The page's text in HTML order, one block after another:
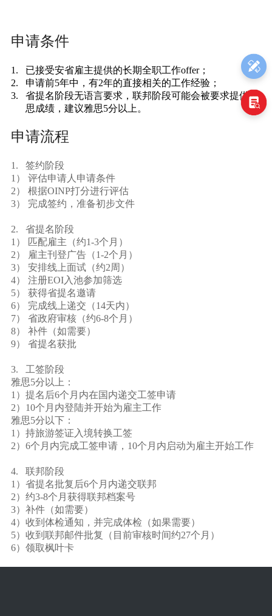
申请条件
1. 已接受安省雇主提供的长期全职工作offer；
2. 申请前5年中，有2年的直接相关的工作经验；
3. 省提名阶段无语言要求，联邦阶段可能会被要求提供雅
思成绩，建议雅思5分以上。
申请流程
1. 签约阶段
1） 评估申请人申请条件
2） 根据OINP打分进行评估
3） 完成签约，准备初步文件
2. 省提名阶段
1） 匹配雇主（约1-3个月）
2） 雇主刊登广告（1-2个月）
3） 安排线上面试（约2周）
4） 注册EOI入池参加筛选
5） 获得省提名邀请
6） 完成线上递交（14天内）
7） 省政府审核（约6-8个月）
8） 补件（如需要）
9） 省提名获批
3. 工签阶段
雅思5分以上：
1）提名后6个月内在国内递交工签申请
2）10个月内登陆并开始为雇主工作
雅思5分以下：
1）持旅游签证入境转换工签
2）6个月内完成工签申请， 10个月内启动为雇主开始工作
4. 联邦阶段
1）省提名批复后6个月内递交联邦
2）约3-8个月获得联邦档案号
3）补件（如需要）
4）收到体检通知，并完成体检（如果需要）
5）收到联邦邮件批复（目前审核时间约27个月）
6）领取枫叶卡